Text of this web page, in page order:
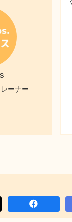
ーナー